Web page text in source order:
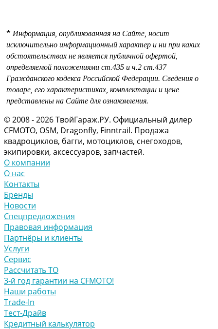
* Информация, опубликованная на Сайте, носит
исключительно информационный характер и ни при каких
обстоятельствах не является публичной офертой,
определяемой положениями ст.435 и ч.2 ст.437
Гражданского кодекса Российской Федерации. Сведения о
товаре, его характеристиках, комплектации и цене
представлены на Сайте для ознакомления.
© 2008 - 2026 ТвойГараж.РУ. Официальный дилер
CFMOTO, OSM, Dragonfly, Finntrail. Продажа
квадроциклов, багги, мотоциклов, снегоходов,
экипировки, аксессуаров, запчастей.
О компании
О нас
Контакты
Бренды
Новости
Спецпредложения
Правовая информация
Партнёры и клиенты
Услуги
Сервис
Рассчитать ТО
3-й год гарантии на CFMOTO!
Наши работы
Trade-In
Тест-Драйв
Кредитный калькулятор